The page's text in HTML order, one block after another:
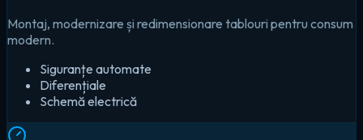
Montaj, modernizare și redimensionare tablouri pentru consum
modern.
Siguranțe automate
Diferențiale
Schemă electrică